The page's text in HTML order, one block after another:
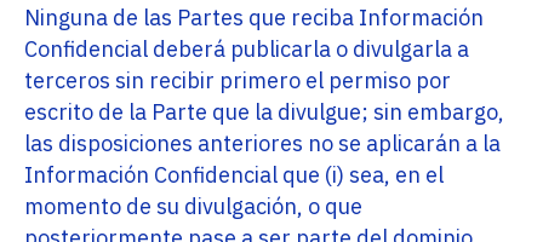
Ninguna de las Partes que reciba Información
Confidencial deberá publicarla o divulgarla a
terceros sin recibir primero el permiso por
escrito de la Parte que la divulgue; sin embargo,
las disposiciones anteriores no se aplicarán a la
Información Confidencial que (i) sea, en el
momento de su divulgación, o que